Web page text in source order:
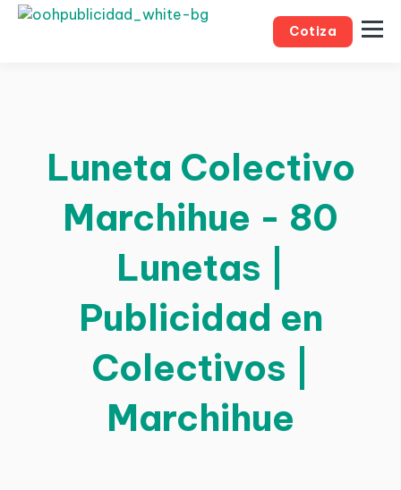
Cotiza
Luneta Colectivo
Marchihue - 80
Lunetas |
Publicidad en
Colectivos |
Marchihue